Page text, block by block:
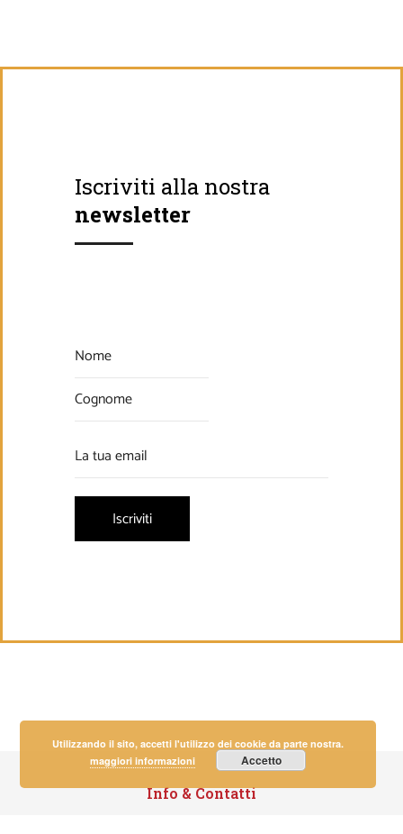
Iscriviti alla nostra
newsletter
Info & Contatti
Utilizzando il sito, accetti l'utilizzo dei cookie da parte nostra.
maggiori informazioni
Accetto